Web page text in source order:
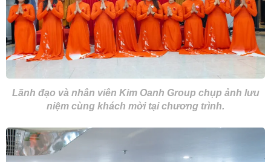
Lãnh đạo và nhân viên Kim Oanh Group chụp ảnh lưu
niệm cùng khách mời tại chương trình.